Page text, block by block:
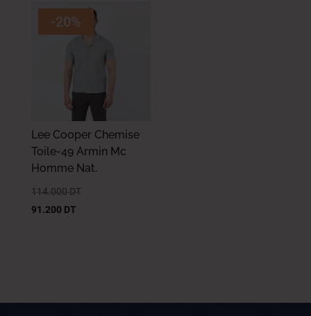
-20%
Lee Cooper Chemise
Toile-49 Armin Mc
Homme Nat.
114.000 DT
91.200 DT